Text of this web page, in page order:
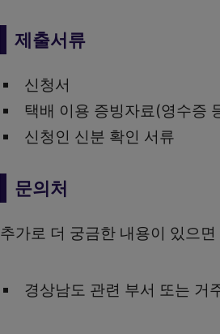
제출서류
신청서
택배 이용 증빙자료(영수증
신청인 신분 확인 서류
문의처
추가로 더 궁금한 내용이 있으
경상남도 관련 부서 또는 거